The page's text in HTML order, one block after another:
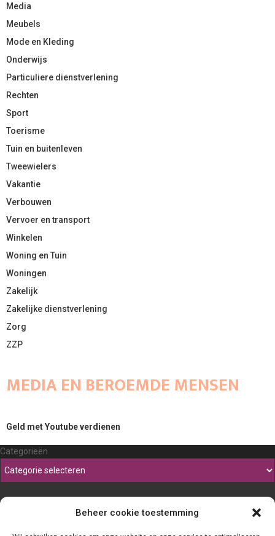
Beheer cookie toestemming
Media
Meubels
Mode en Kleding
Onderwijs
Particuliere dienstverlening
Rechten
Sport
Toerisme
Tuin en buitenleven
Tweewielers
Vakantie
Verbouwen
Vervoer en transport
Winkelen
Woning en Tuin
Woningen
Zakelijk
Zakelijke dienstverlening
Zorg
ZZP
MEDIA EN BEROEMDE MENSEN
Geld met Youtube verdienen
Categorieën